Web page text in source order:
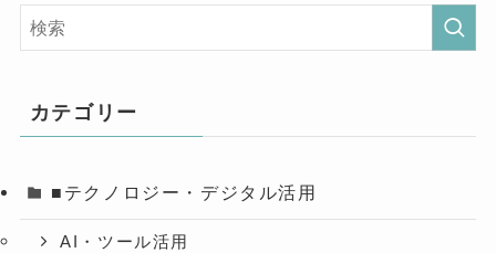
カテゴリー
■テクノロジー・デジタル活用
AI・ツール活用